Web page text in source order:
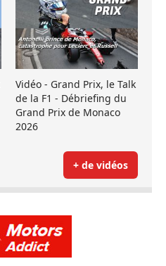
Vidéo - Grand Prix, le Talk
de la F1 - Débriefing du
Grand Prix de Monaco
2026
+ de vidéos